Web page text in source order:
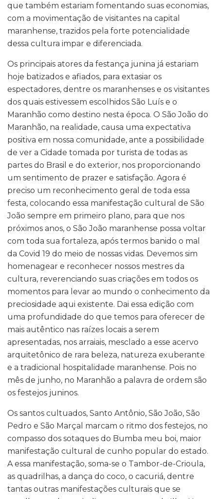
que também estariam fomentando suas economias,
com a movimentação de visitantes na capital
maranhense, trazidos pela forte potencialidade
dessa cultura impar e diferenciada.
Os principais atores da festança junina já estariam
hoje batizados e afiados, para extasiar os
espectadores, dentre os maranhenses e os visitantes
dos quais estivessem escolhidos São Luís e o
Maranhão como destino nesta época. O São João do
Maranhão, na realidade, causa uma expectativa
positiva em nossa comunidade, ante a possibilidade
de ver a Cidade tomada por turista de todas as
partes do Brasil e do exterior, nos proporcionando
um sentimento de prazer e satisfação. Agora é
preciso um reconhecimento geral de toda essa
festa, colocando essa manifestação cultural de São
João sempre em primeiro plano, para que nos
próximos anos, o São João maranhense possa voltar
com toda sua fortaleza, após termos banido o mal
da Covid 19 do meio de nossas vidas. Devemos sim
homenagear e reconhecer nossos mestres da
cultura, reverenciando suas criações em todos os
momentos para levar ao mundo o conhecimento da
preciosidade aqui existente. Dai essa edição com
uma profundidade do que temos para oferecer de
mais autêntico nas raízes locais a serem
apresentadas, nos arraiais, mesclado a esse acervo
arquitetônico de rara beleza, natureza exuberante
e a tradicional hospitalidade maranhense. Pois no
mês de junho, no Maranhão a palavra de ordem são
os festejos juninos.
Os santos cultuados, Santo Antônio, São João, São
Pedro e São Marçal marcam o ritmo dos festejos, no
compasso dos sotaques do Bumba meu boi, maior
manifestação cultural de cunho popular do estado.
A essa manifestação, soma-se o Tambor-de-Crioula,
as quadrilhas, a dança do coco, o cacuriá, dentre
tantas outras manifestações culturais que se